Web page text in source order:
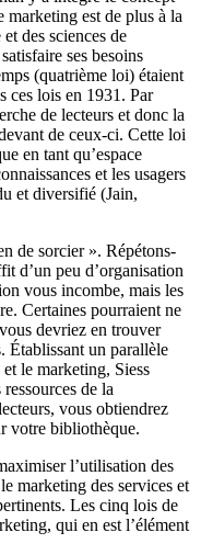
marketing est de plus à la
des sciences de
ses besoins
(quatrième loi) étaient
ces lois en 1931. Par
de lecteurs et donc la
de ceux-ci. Cette loi
en tant qu’espace
et les usagers
et diversifié (Jain,
de sorcier ». Répétons-
d’un peu d’organisation
vous incombe, mais les
Certaines pourraient ne
devriez en trouver
Établissant un parallèle
le marketing, Siess
de la
vous obtiendrez
votre bibliothèque.
l’utilisation des
marketing des services et
Les cinq lois de
qui en est l’élément